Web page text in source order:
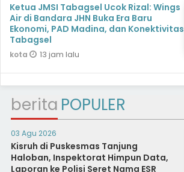
Ketua JMSI Tabagsel Ucok Rizal: Wings
Air di Bandara JHN Buka Era Baru
Ekonomi, PAD Madina, dan Konektivitas
Tabagsel
kota 13 jam lalu
berita POPULER
03 Agu 2026
Kisruh di Puskesmas Tanjung
Haloban, Inspektorat Himpun Data,
Laporan ke Polisi Seret Nama ESR